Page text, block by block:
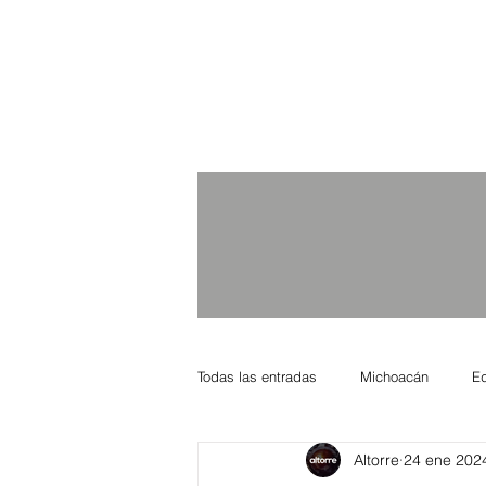
Todas las entradas Michoacán
Nacional Internacional
Altorre 24 ene